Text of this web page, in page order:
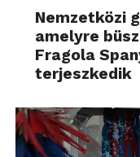
Nemzetközi
amelyre
Fragola
terjeszkedik